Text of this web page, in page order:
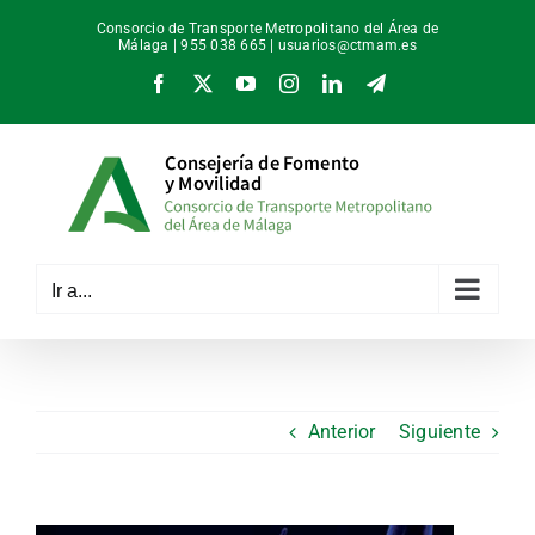
Consorcio de Transporte Metropolitano del Área de
Málaga | 955 038 665 | usuarios@ctmam.es
Facebook
X YouTubeInstagramLinkedInTelegram
Ir a...
Anterior Siguiente